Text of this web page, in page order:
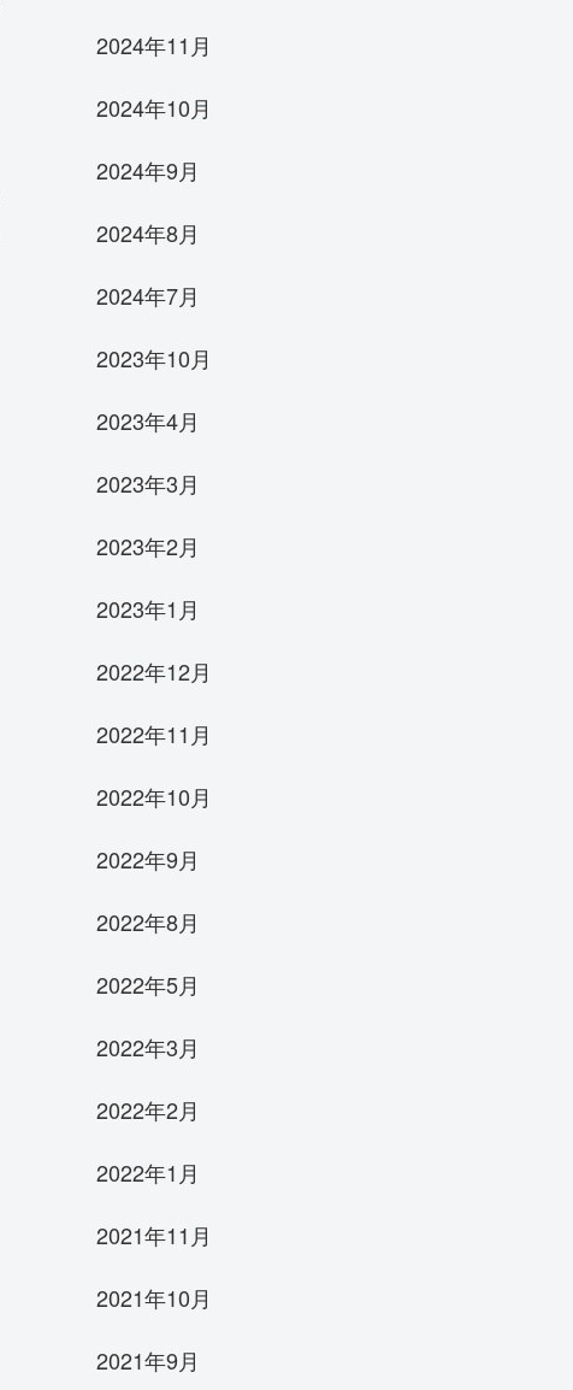
2024年11月
2024年10月
2024年9月
2024年8月
2024年7月
2023年10月
2023年4月
2023年3月
2023年2月
2023年1月
2022年12月
2022年11月
2022年10月
2022年9月
2022年8月
2022年5月
2022年3月
2022年2月
2022年1月
2021年11月
2021年10月
2021年9月